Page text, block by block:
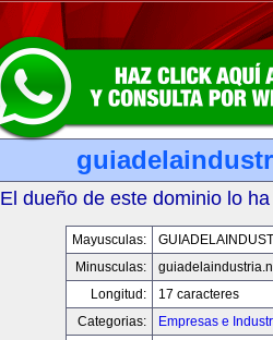
El dueño de este dominio lo
Mayusculas:
Minusculas:
Longitud:
17 caracteres
Categorias:
Empresas e